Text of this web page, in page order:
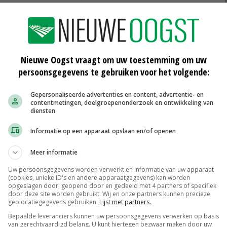
Voor slachthuizen is het praktisch onmogelijk om
De karkassen ondergaan een waardevermindering
bemonstering duidelijk. In de tussentijd is het karkas
andere karkassen. Als uit de test blijkt dat het
de hele partij worden teruggeroepen. Dat heeft een
alleen de melkveehouderijen, maar ook andere
van locaties en adressen waar mogelijke met
dus niet preventief selecteren op dieren.
voor de Veiligheid van de Voedselketen (FAVV)
met PFAS bij levende dieren vast te stellen.
Nieuwe Oogst vraagt om uw toestemming om uw
persoonsgegevens te gebruiken voor het volgende:
Gepersonaliseerde advertenties en content, advertentie- en
contentmetingen, doelgroepenonderzoek en ontwikkeling van
diensten
Informatie op een apparaat opslaan en/of openen
Meer informatie
Uw persoonsgegevens worden verwerkt en informatie van uw apparaat
(cookies, unieke ID's en andere apparaatgegevens) kan worden
opgeslagen door, geopend door en gedeeld met 4 partners of specifiek
door deze site worden gebruikt. Wij en onze partners kunnen precieze
geolocatiegegevens gebruiken. Lijst met partners.
Bepaalde leveranciers kunnen uw persoonsgegevens verwerken op basis
van gerechtvaardigd belang. U kunt hiertegen bezwaar maken door uw